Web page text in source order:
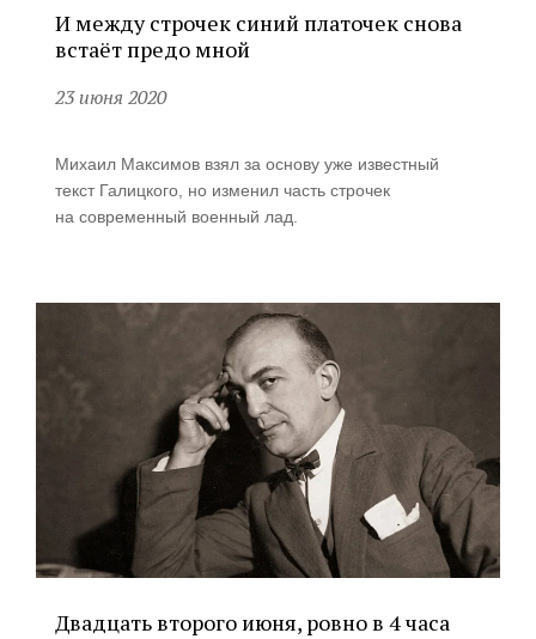
И между строчек синий платочек снова
встаёт предо мной
23 июня 2020
Михаил Максимов взял за основу уже известный
текст Галицкого, но изменил часть строчек
на современный военный лад.
Двадцать второго июня, ровно в 4 часа